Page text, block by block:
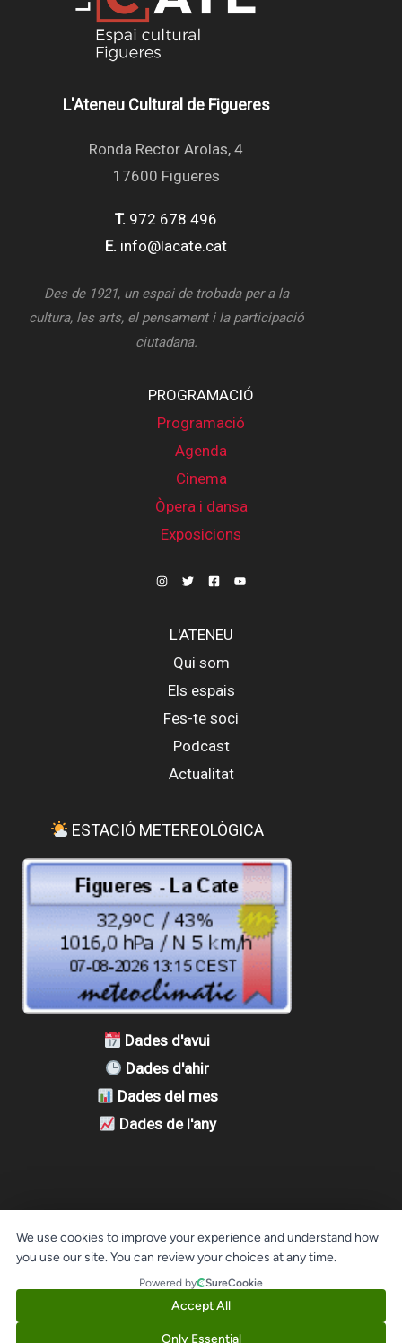
We use cookies to improve your experience and understand how
you use our site. You can review your choices at any time.
Powered by SureCookie
Accept All
Only Essential
L'Ateneu Cultural de Figueres
Ronda Rector Arolas, 4
17600 Figueres
T. 972 678 496
E. info@lacate.cat
Des de 1921, un espai de trobada per a la
cultura, les arts, el pensament i la participació
ciutadana.
PROGRAMACIÓ
Programació
Agenda
Cinema
Òpera i dansa
Exposicions
L'ATENEU
Qui som
Els espais
Fes-te soci
Podcast
Actualitat
ESTACIÓ METEREOLÒGICA
Dades d'avui
Dades d'ahir
Dades del mes
Dades de l'any
© 2026 La Cate · Tots els drets reservats
Powered By Espai Cultural La Cate
Aquest lloc web fa servir cookies per que tingueu la millor
experiència d'usuari. Utilitzem cookies pròpies i de tercers per